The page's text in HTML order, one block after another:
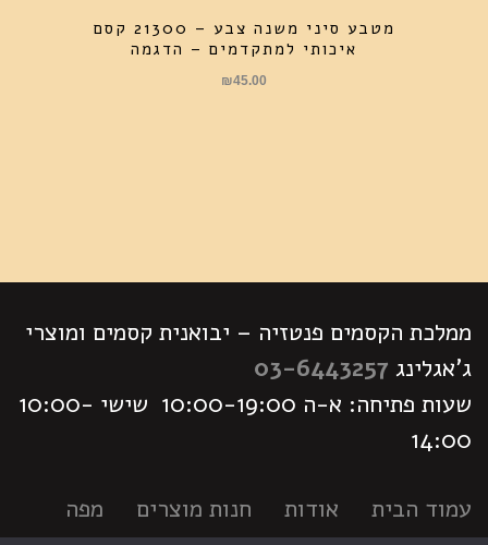
מטבע סיני משנה צבע – 21300 קסם
איכותי למתקדמים – הדגמה
₪45.00
ממלכת הקסמים פנטזיה – יבואנית קסמים ומוצרי
ג'אגלינג 03-6443257
שעות פתיחה: א-ה 10:00-19:00 שישי 10:00-
14:00
עמוד הבית אודות חנות מוצרים
מפה